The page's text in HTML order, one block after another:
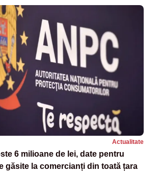
Actualitate
6 milioane de lei, date pentru
găsite la comercianți din toată țara